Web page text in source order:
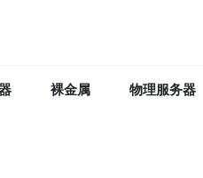
裸金属 物理服务器